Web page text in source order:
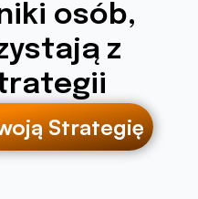
osób,
z
Strategię